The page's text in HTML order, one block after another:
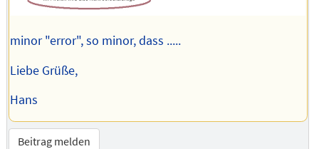
minor "error", so minor, dass .....
Liebe Grüße,
Hans
Beitrag melden